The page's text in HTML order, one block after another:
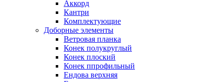
Аккорд
Кантри
Комплектующие
Доборные элементы
Ветровая планка
Конек полукруглый
Конек плоский
Конек ппрофильный
Ендова верхняя